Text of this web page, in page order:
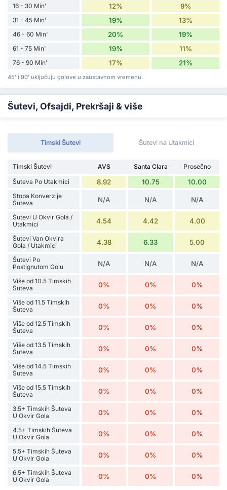
16 - 30 Min' 12% 9%
31 - 45 Min' 19% 13%
46 - 60 Min' 20% 19%
61 - 75 Min' 19% 11%
76 - 90 Min' 17% 21%
45' i 90' uključuju golove u zaustavnom vremenu.
Šutevi, Ofsajdi, Prekršaji & više
Timski Šutevi Šutevi na Utakmici
Timski Šutevi AVS Santa Clara
Prosečno
Šuteva Po Utakmici
8.92 10.75 10.00
Stopa Konverzije
Šuteva
N/A N/A N/A
Šutevi U Okvir Gola /
Utakmici
4.54 4.42 4.00
Šutevi Van Okvira
Gola / Utakmici
4.38 6.33 5.00
Šutevi Po
Postignutom Golu
N/A N/A N/A
Više od 10.5 Timskih
Šuteva
0% 0% 0%
Više od 11.5 Timskih
Šuteva
0% 0% 0%
Više od 12.5 Timskih
Šuteva
0% 0% 0%
Više od 13.5 Timskih
Šuteva
0% 0% 0%
Više od 14.5 Timskih
Šuteva
0% 0% 0%
Više od 15.5 Timskih
Šuteva
0% 0% 0%
3.5+ Timskih Šuteva
U Okvir Gola
0% 0% 0%
4.5+ Timskih Šuteva
U Okvir Gola
0% 0% 0%
5.5+ Timskih Šuteva
U Okvir Gola
0% 0% 0%
6.5+ Timskih Šuteva
U Okvir Gola
0% 0% 0%